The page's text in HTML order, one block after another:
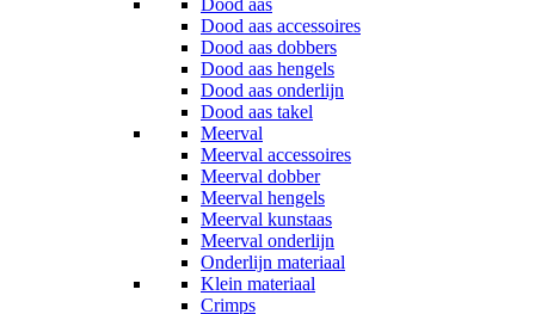
Dood aas
Dood aas accessoires
Dood aas dobbers
Dood aas hengels
Dood aas onderlijn
Dood aas takel
Meerval
Meerval accessoires
Meerval dobber
Meerval hengels
Meerval kunstaas
Meerval onderlijn
Onderlijn materiaal
Klein materiaal
Crimps